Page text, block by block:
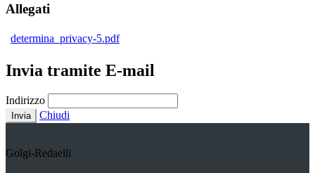
Allegati
determina_privacy-5.pdf
Invia tramite E-mail
Indirizzo
Invia Chiudi
Golgi-Redaelli